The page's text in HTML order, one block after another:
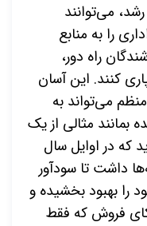
رشد، میتوانند
را به منابع
راه دور،
کنند. این آسان
می‌تواند به
بمانند مثالی از یک
که در اوایل سال
داشت تا سودآور
را بهبود بخشیده و
فروش که فقط